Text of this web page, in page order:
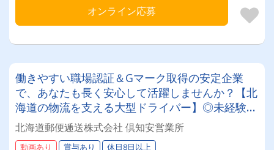
オンライン応募
働きやすい職場認証＆Gマーク取得の安定企業
で、あなたも長く安心して活躍しませんか？【北
海道の物流を支える大型ドライバー】◎未経験歓
迎◎残業月平均8～9時間◎賞与年3回（昨年度実
績：計4.05ヶ月分）◎カゴ台車メイン
北海道郵便逓送株式会社 倶知安営業所
動画あり 賞与あり 休日8日以上